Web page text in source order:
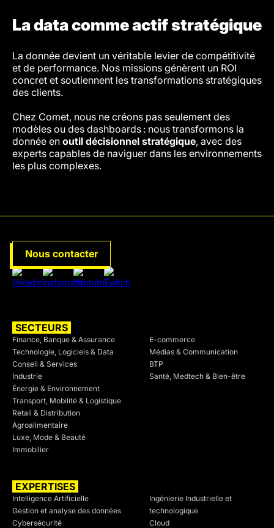
La data comme actif stratégique
La donnée devient un véritable levier de compétitivité
et de performance. Nos missions génèrent un ROI
concret et soutiennent les transformations stratégiques
des clients.
Chez Comet, nous ne créons pas seulement des
modèles ou des dashboards : nous transformons la
donnée en outil décisionnel stratégique, avec des
experts capables de naviguer dans les environnements
les plus complexes.
SECTEURS
Finance, Banque & Assurance
Technologie, Logiciels & Data
Conseil & Services
Industrie
Énergie & Environnement
Transport, Mobilité & Logistique
Retail & Distribution
Agroalimentaire
Luxe, Mode & Beauté
Immobilier
E-commerce
Médias & Communication
BTP
Santé, Medtech & Bien-être
EXPERTISES
Intelligence Artificielle
Gestion et analyse des données
Cybersécurité
Ingénierie Industrielle et
technologique
Cloud
Nous contacter